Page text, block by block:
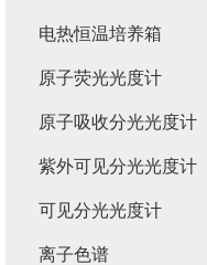
电热恒温培养箱
原子荧光光度计
原子吸收分光光度计
紫外可见分光光度计
可见分光光度计
离子色谱